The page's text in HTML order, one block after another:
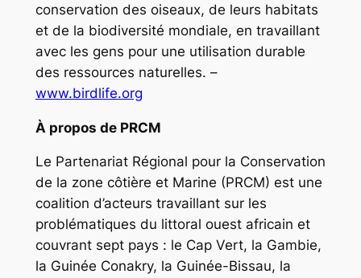
conservation des oiseaux, de leurs habitats
et de la biodiversité mondiale, en travaillant
avec les gens pour une utilisation durable
des ressources naturelles. –
www.birdlife.org
À propos de PRCM
Le Partenariat Régional pour la Conservation
de la zone côtière et Marine (PRCM) est une
coalition d’acteurs travaillant sur les
problématiques du littoral ouest africain et
couvrant sept pays : le Cap Vert, la Gambie,
la Guinée Conakry, la Guinée-Bissau, la